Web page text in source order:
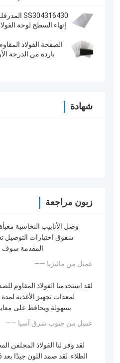
إنهاء السطح لوحة
الصفحة الفولاذ
باردة من الدرجة
شهادة
زبون مراجعة
وصل الأنابيب النحاسية
شقوق اختبارات التوصيل
المقدمة سوف
—— عميل من ماليزيا
لمعدات تجهيز الأغذية
بسهولة ويحافظ على معايير النظافة الجيدة.
—— عميل من جنوب شرق آسيا
لقد وفر لنا الفولاذ المجلفن